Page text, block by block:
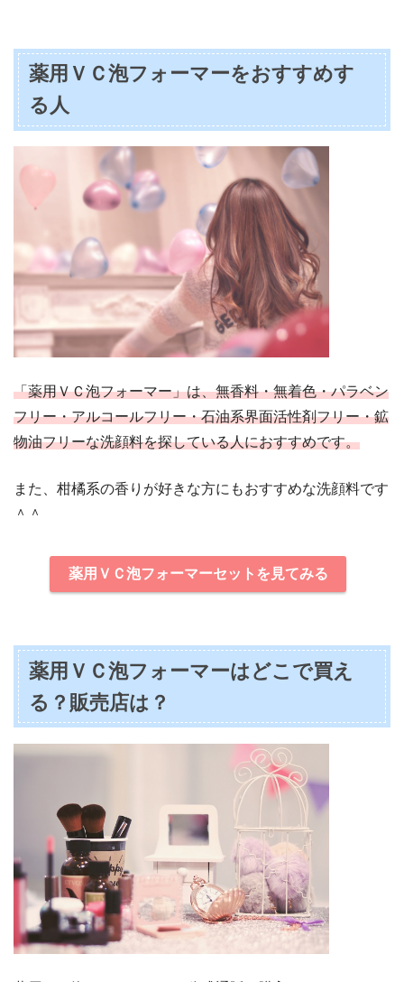
薬用ＶＣ泡フォーマーをおすすめす
る人
「薬用ＶＣ泡フォーマー」は、無香料・無着色・パラベン
フリー・アルコールフリー・石油系界面活性剤フリー・鉱
物油フリーな洗顔料を探している人におすすめです。
また、柑橘系の香りが好きな方にもおすすめな洗顔料です
＾＾
薬用ＶＣ泡フォーマーセットを見てみる
薬用ＶＣ泡フォーマーはどこで買え
る？販売店は？